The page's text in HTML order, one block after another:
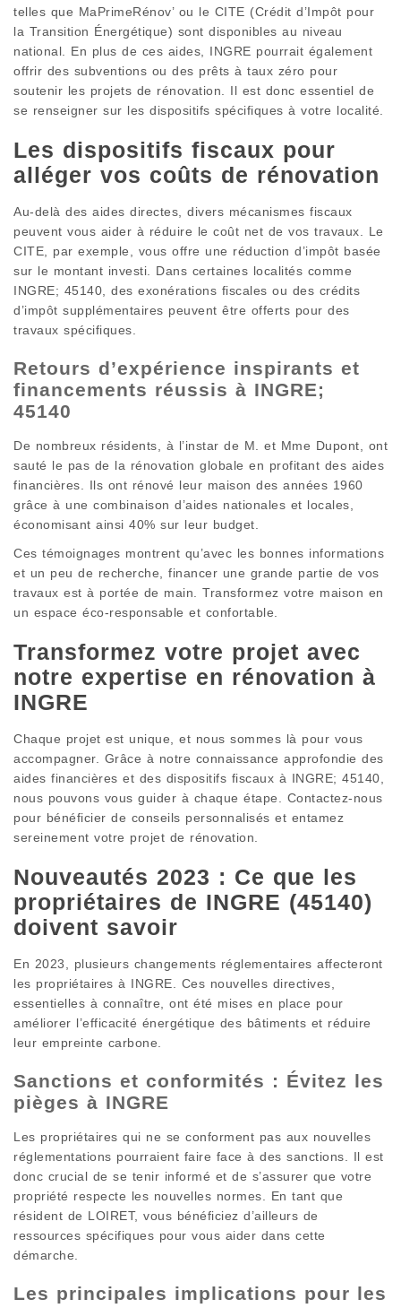
telles que MaPrimeRénov’ ou le CITE (Crédit d’Impôt pour
la Transition Énergétique) sont disponibles au niveau
national. En plus de ces aides, INGRE pourrait également
offrir des subventions ou des prêts à taux zéro pour
soutenir les projets de rénovation. Il est donc essentiel de
se renseigner sur les dispositifs spécifiques à votre localité.
Les dispositifs fiscaux pour
alléger vos coûts de rénovation
Au-delà des aides directes, divers mécanismes fiscaux
peuvent vous aider à réduire le coût net de vos travaux. Le
CITE, par exemple, vous offre une réduction d’impôt basée
sur le montant investi. Dans certaines localités comme
INGRE; 45140, des exonérations fiscales ou des crédits
d’impôt supplémentaires peuvent être offerts pour des
travaux spécifiques.
Retours d’expérience inspirants et
financements réussis à INGRE;
45140
De nombreux résidents, à l’instar de M. et Mme Dupont, ont
sauté le pas de la rénovation globale en profitant des aides
financières. Ils ont rénové leur maison des années 1960
grâce à une combinaison d’aides nationales et locales,
économisant ainsi 40% sur leur budget.
Ces témoignages montrent qu’avec les bonnes informations
et un peu de recherche, financer une grande partie de vos
travaux est à portée de main. Transformez votre maison en
un espace éco-responsable et confortable.
Transformez votre projet avec
notre expertise en rénovation à
INGRE
Chaque projet est unique, et nous sommes là pour vous
accompagner. Grâce à notre connaissance approfondie des
aides financières et des dispositifs fiscaux à INGRE; 45140,
nous pouvons vous guider à chaque étape. Contactez-nous
pour bénéficier de conseils personnalisés et entamez
sereinement votre projet de rénovation.
Nouveautés 2023 : Ce que les
propriétaires de INGRE (45140)
doivent savoir
En 2023, plusieurs changements réglementaires affecteront
les propriétaires à INGRE. Ces nouvelles directives,
essentielles à connaître, ont été mises en place pour
améliorer l’efficacité énergétique des bâtiments et réduire
leur empreinte carbone.
Sanctions et conformités : Évitez les
pièges à INGRE
Les propriétaires qui ne se conforment pas aux nouvelles
réglementations pourraient faire face à des sanctions. Il est
donc crucial de se tenir informé et de s’assurer que votre
propriété respecte les nouvelles normes. En tant que
résident de LOIRET, vous bénéficiez d’ailleurs de
ressources spécifiques pour vous aider dans cette
démarche.
Les principales implications pour les